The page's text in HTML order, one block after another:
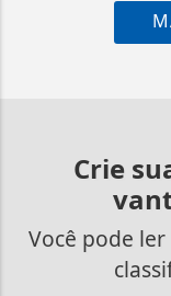
Crie
Você pode